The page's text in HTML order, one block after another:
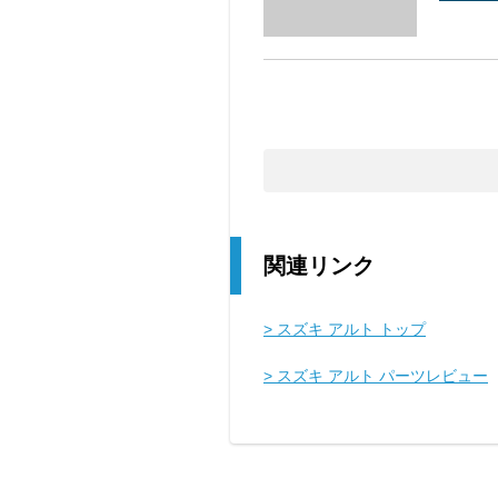
関連リンク
> スズキ アルト トップ
> スズキ アルト パーツレビュー